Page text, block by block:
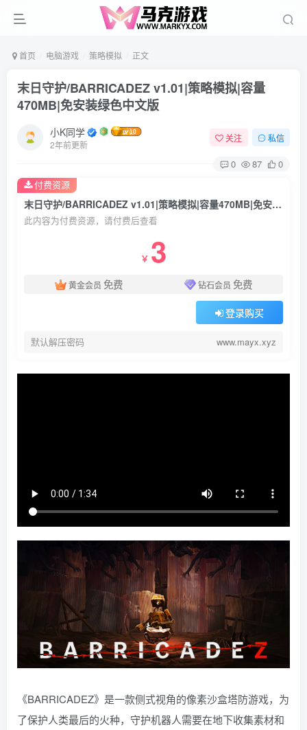
首页 电脑游戏 策略模拟 正文
末日守护/BARRICADEZ v1.01|策略模拟|容量
470MB|免安装绿色中文版
小K同学
2年前更新
关注 私信
0 87 0
末日守护/BARRICADEZ v1.01|策略模拟|容量470MB|免安装绿色中文版
此内容为付费资源，请付费后查看
￥ 3
黄金会员 免费 钻石会员 免费
登录购买
默认解压密码 www.mayx.xyz
付费资源
《BARRICADEZ》是一款侧式视角的像素沙盒塔防游戏，为
了保护人类最后的火种，守护机器人需要在地下收集素材和